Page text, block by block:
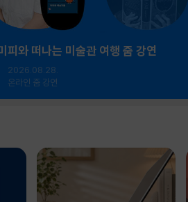
피와 떠나는 미술관 여행 줌 강연
2026.08.28.
온라인 줌 강연